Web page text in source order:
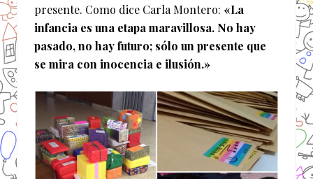
presente. Como dice Carla Montero: «La
infancia es una etapa maravillosa. No hay
pasado, no hay futuro; sólo un presente que
se mira con inocencia e ilusión.»